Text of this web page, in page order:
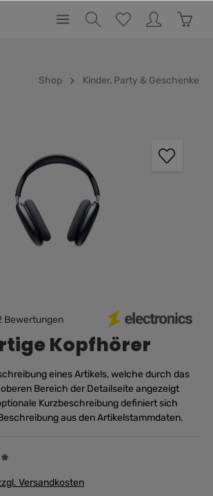
Shop Kinder, Party & Geschenke
Bewertungen
Kopfhörer
eines Artikels, welche durch das
Bereich der Detailseite angezeigt
Kurzbeschreibung definiert sich
aus den Artikelstammdaten.
Versandkosten